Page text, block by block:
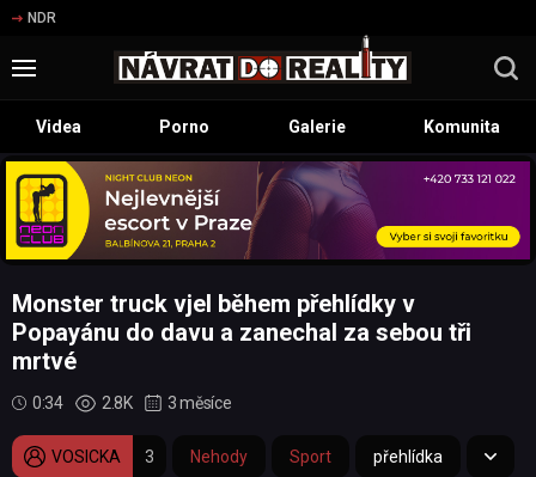
NDR
Videa Porno Galerie Komunita
Monster truck vjel během přehlídky v
Popayánu do davu a zanechal za sebou tři
mrtvé
0:34 2.8K 3 měsíce
VOSICKA 3 Nehody Sport přehlídka